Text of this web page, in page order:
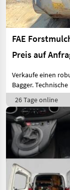
FAE
Preis auf
Verkaufe einen
Bagger. Technische
26 Tage online